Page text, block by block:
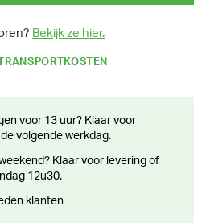
Bekijk ze hier.
volgende werkdag.
12u30.
klanten